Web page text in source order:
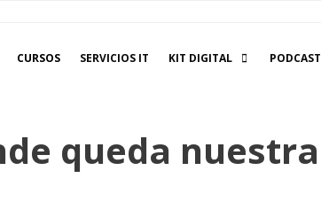
CURSOS SERVICIOS IT KIT DIGITAL PODCAST
queda nuestra